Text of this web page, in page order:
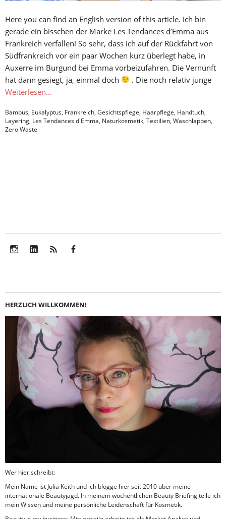
Here you can find an English version of this article. Ich bin
gerade ein bisschen der Marke Les Tendances d’Emma aus
Frankreich verfallen! So sehr, dass ich auf der Rückfahrt von
Südfrankreich vor ein paar Wochen kurz überlegt habe, in
Auxerre im Burgund bei Emma vorbeizufahren. Die Vernunft
hat dann gesiegt, ja, einmal doch
. Die noch relativ junge
Weiterlesen…
Bambus, Eukalyptus, Frankreich, Gesichtspflege, Haarpflege, Handtuch,
Layering, Les Tendances d'Emma, Naturkosmetik, Textilien, Waschlappen,
Zero Waste
HERZLICH WILLKOMMEN!
Wer hier schreibt:
Mein Name ist Julia Keith und ich blogge hier seit 2010 über meine
internationale Beautyjagd. In meinem wöchentlichen Beauty Briefing teile ich
mein Wissen und meine persönliche Leidenschaft für Kosmetik.